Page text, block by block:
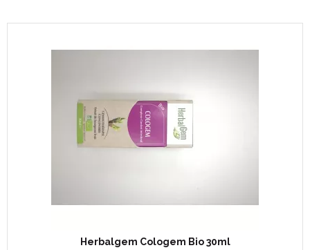
Herbalgem Cologem Bio 30ml